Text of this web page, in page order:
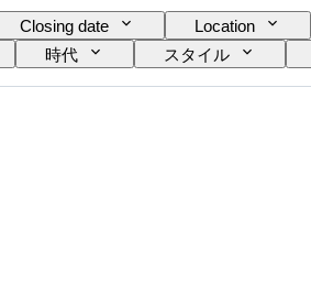
Closing date Location
時代 スタイル
付属品あり 靴サイズ